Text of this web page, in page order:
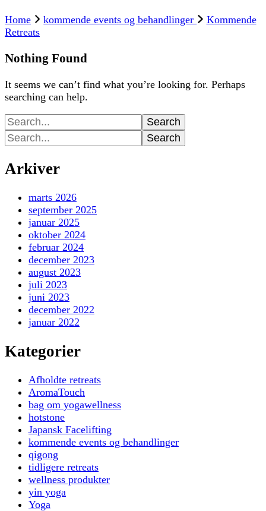
Home kommende events og behandlinger
Kommende
Retreats
Nothing Found
It seems we can’t find what you’re looking for. Perhaps
searching can help.
Search
for:
Search
for:
Arkiver
marts 2026
september 2025
januar 2025
oktober 2024
februar 2024
december 2023
august 2023
juli 2023
juni 2023
december 2022
januar 2022
Kategorier
Afholdte retreats
AromaTouch
bag om yogawellness
hotstone
Japansk Facelifting
kommende events og behandlinger
qigong
tidligere retreats
wellness produkter
yin yoga
Yoga